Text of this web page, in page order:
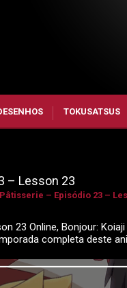
TOKUSATSUS
– Lesson 23
– Episódio 23 –
23 Online, Bonjour:
completa deste